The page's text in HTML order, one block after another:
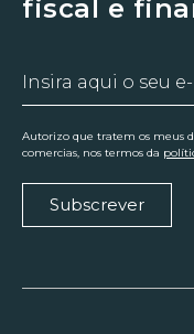
fiscal e
Autorizo que tratem os meus
comercias, nos termos da
Subscrever